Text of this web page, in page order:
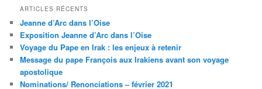
h
r
c
h
e
ARTICLES RÉCENTS
Jeanne d’Arc dans l’Oise
Exposition Jeanne d’Arc dans l’Oise
Voyage du Pape en Irak : les enjeux à retenir
Message du pape François aux Irakiens avant son voyage
apostolique
Nominations/ Renonciations – février 2021